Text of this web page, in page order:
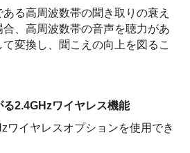
る高周波数帯の聞き取りの衰え
、高周波数帯の音声を聴力があ
変換し、聞こえの向上を図るこ
2.4GHzワイヤレス機能
ワイヤレスオプションを使用でき